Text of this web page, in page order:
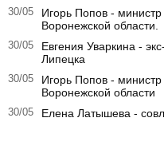
30/05
Игорь Попов - министр
Воронежской области.
30/05
Евгения Уваркина -
Липецка
30/05
Игорь Попов - министр
Воронежской области
30/05 Елена Латышева -